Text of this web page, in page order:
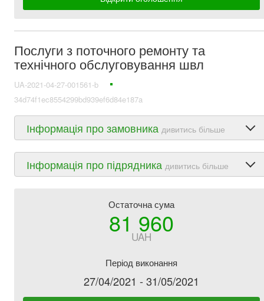
Послуги з поточного ремонту та
технічного обслуговування швл
UA-2021-04-27-001561-b
34d74f1ec8554299bd939ef6d84e187a
Інформація про замовника дивитись більше
Інформація про підрядника дивитись більше
Остаточна сума
81 960
UAH
Період виконання
27/04/2021 - 31/05/2021